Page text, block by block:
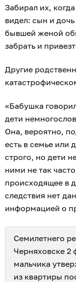
Забирал их,
видел: сын и
бывшей женой
забрать и
Другие
«Бабушка
дети
Она, вероятно,
есть в семье или
строго, но дети
ними не так
происходящее в
следствия нет
информацией о
Семилетнего
Черняховске 2
мальчика
из квартиры